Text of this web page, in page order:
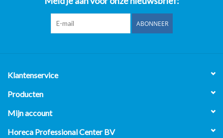
ABONNEER
Klantenservice
Producten
Mijn account
Horeca Professional Center BV